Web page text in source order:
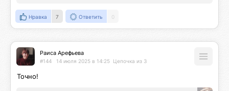
Нравка 7 Ответить 0
Раиса Арефьева
#144 14 июля 2025 в 14:25 Цепочка из 3
Точно!